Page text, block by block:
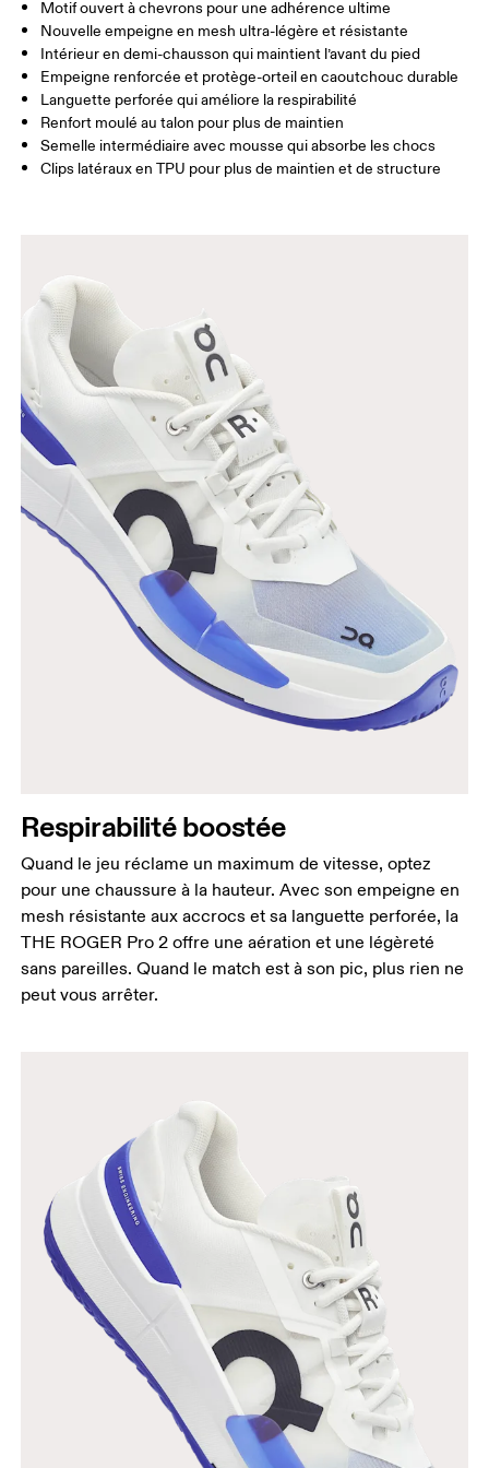
Motif ouvert à chevrons pour une adhérence ultime
Nouvelle empeigne en mesh ultra-légère et résistante
Intérieur en demi-chausson qui maintient l’avant du pied
Empeigne renforcée et protège-orteil en caoutchouc durable
Languette perforée qui améliore la respirabilité
Renfort moulé au talon pour plus de maintien
Semelle intermédiaire avec mousse qui absorbe les chocs
Clips latéraux en TPU pour plus de maintien et de structure
Respirabilité boostée
Quand le jeu réclame un maximum de vitesse, optez
pour une chaussure à la hauteur. Avec son empeigne en
mesh résistante aux accrocs et sa languette perforée, la
THE ROGER Pro 2 offre une aération et une légèreté
sans pareilles. Quand le match est à son pic, plus rien ne
peut vous arrêter.